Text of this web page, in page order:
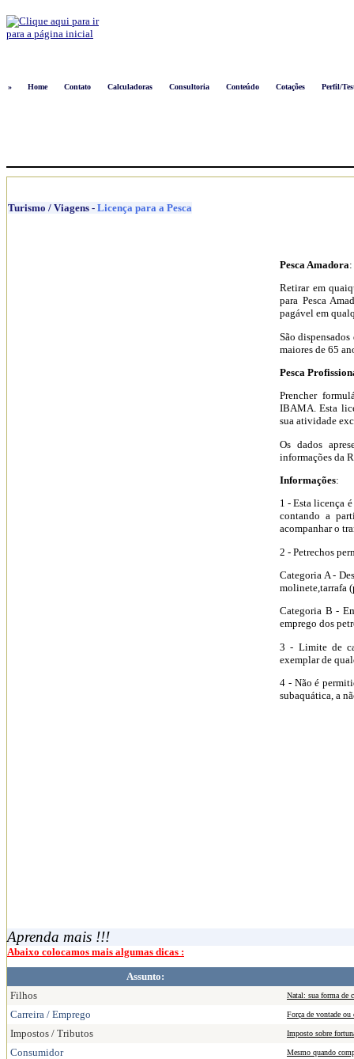
»
Home Contato Calculadoras Consultoria Conteúdo Cotações Perfil/
Turismo / Viagens - Licença para a Pesca
Pesca Amadora:
Retirar em
para Pesca
pagável em
São
maiores de 65
Pesca
Prencher
IBAMA. Esta
sua atividade
Os dados
informações da
Informações:
1 - Esta licença
contando a
acompanhar o
2 - Petrechos
Categoria A -
molinete,tarrafa
Categoria B -
emprego dos
3 - Limite de
exemplar de
4 - Não é
subaquática, a
Aprenda mais !!!
Abaixo colocamos mais algumas dicas :
Assunto:
Filhos
Natal: sua forma de
Carreira / Emprego Força de vontade ou
Impostos / Tributos Imposto sobre
Consumidor Mesmo quando